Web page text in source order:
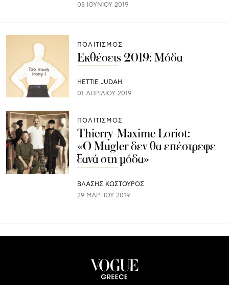
03 ΙΟΥΝΊΟΥ 2019
ΠΟΛΙΤΙΣΜΟΣ
Εκθέσεις 2019: Μόδα
HETTIE JUDAH
01 ΑΠΡΙΛΊΟΥ 2019
ΠΟΛΙΤΙΣΜΟΣ
Thierry-Maxime Loriot:
«O Mugler δεν θα επέστρεφε
ξανά στη μόδα»
ΒΛΑΣΗΣ ΚΩΣΤΟΥΡΟΣ
29 ΜΑΡΤΊΟΥ 2019